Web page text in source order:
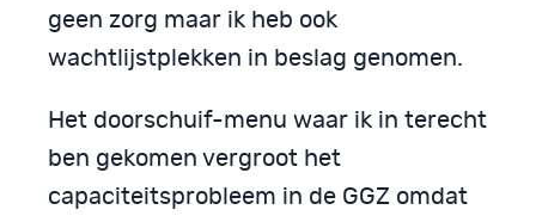
geen zorg maar ik heb ook
wachtlijstplekken in beslag genomen.
Het doorschuif-menu waar ik in terecht
ben gekomen vergroot het
capaciteitsprobleem in de GGZ omdat